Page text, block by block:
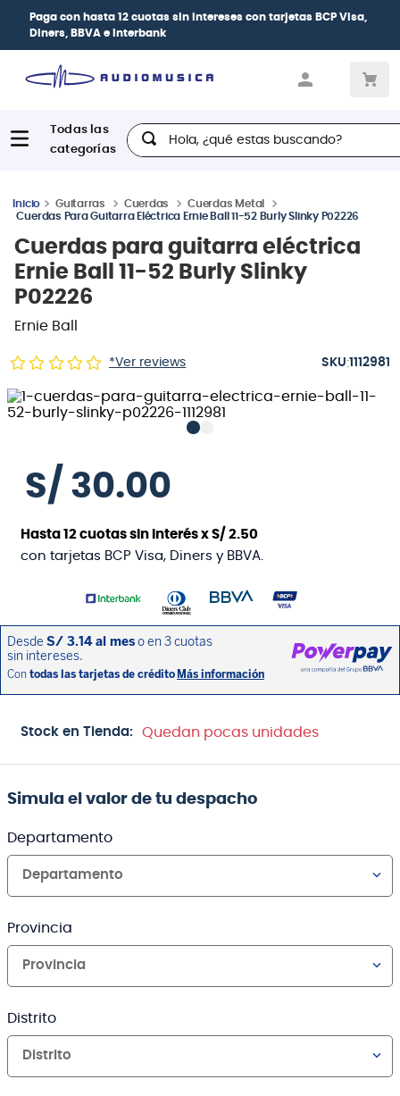
| Paga en cuotasdesde 0% de interéscon todas las
crédito
Hola, ¿qué estas buscando?
Guitarras Cuerdas
Cuerdas Metal
Cuerdas Para Guitarra Eléctrica Ernie Ball 11-52 Burly Slinky P02226
Cuerdas para guitarra eléctrica
Ernie Ball 11-52 Burly Slinky
P02226
Ernie Ball
*Ver reviews :1112981
S/ 30.00
Hasta12 cuotas sin interés xS/ 2.50
con tarjetas BCP Visa, Diners y BBVA.
Stock en Tienda: Quedan pocas unidades
Simula el valor de tu despacho
Departamento
Departamento
Provincia
Provincia
Distrito
Distrito